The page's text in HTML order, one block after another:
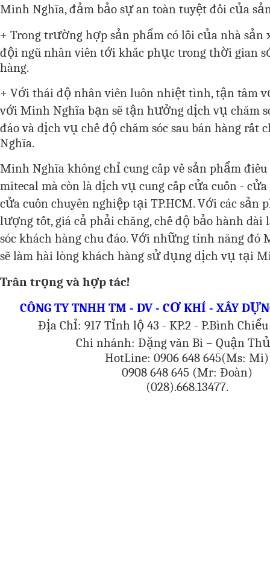
Minh Nghĩa, đảm bảo sự an toàn tuyệt đối của
+ Trong trường hợp sản phẩm có lỗi của nhà sản
đội ngũ nhân viên tới khắc phục trong thời gian
hàng.
+ Với thái độ nhân viên luôn nhiệt tình, tận tâm
với Minh Nghĩa bạn sẽ tận hưởng dịch vụ chăm
đáo và dịch vụ chế độ chăm sóc sau bán hàng rất
Nghĩa.
Minh Nghĩa không chỉ cung cấp về sản phẩm
mitecal mà còn là dịch vụ cung cấp cửa cuốn -
cửa cuốn chuyên nghiệp tại TP.HCM. Với các sản
lượng tốt, giá cả phải chăng, chế độ bảo hành dài
sóc khách hàng chu đáo. Với những tính năng đó
sẽ làm hài lòng khách hàng sử dụng dịch vụ tại
Trân trọng và hợp tác!
CÔNG TY TNHH TM - DV - CƠ KHÍ - XÂY
Địa Chỉ: 917 Tỉnh lộ 43 - KP.2 - P.Bình
Chi nhánh: Đặng văn Bi – Quận
HotLine: 0906 648 645(Ms: Mi)
0908 648 645 (Mr: Đoàn)
(028).668.13477.